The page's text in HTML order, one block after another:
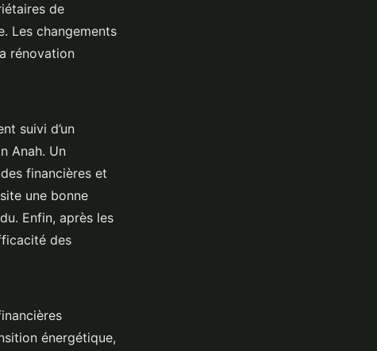
de
Les changements
rénovation
suivi d’un
Anah. Un
financières et
une bonne
Enfin, après les
des
énergétique,